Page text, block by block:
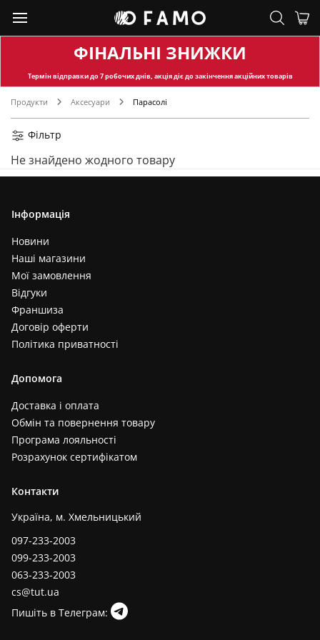
ФІНАЛЬНІ ЗНИЖКИ
Термін відправкидо 7 робочих днів, акція діє до закінчення акційних товарів
Продукти Аксесуари Парасолі
Молочний+бежевий (1)
Капучино (1)
Темно-фіолетовий (1)
Ліловий+жовтий (1)
Чорний+блакитний (1)
Молочний+чорний (1)
Білий+рожевий (1)
Білий+бежевий (1)
Фісташковий (1)
Молочний+рожевий (1)
Молочний+червоний (1)
Виноградний (1)
Білий+чорний (1)
Чорно-мятний (1)
Прозорий+червоний (1)
Білий+салатовий (1)
Салатовий+жовтий (1)
Чорний+ліловий (1)
Фільтр
Не знайдено жодного товару
Інформація
Новини
Наші магазини
Мої замовлення
Відгуки
Франшиза
Договір оферти
Політика приватності
Допомога
Доставка і оплата
Обмін та повернення товару
Програма лояльності
Розрахунок сертифікатом
Контакти
Україна, м. Хмельницький
097-233-2003
099-233-2003
063-233-2003
cs@tut.ua
Пишіть в Телеграм: